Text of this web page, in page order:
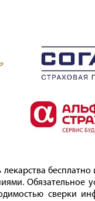
Обязательное
сверки